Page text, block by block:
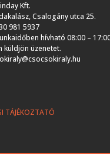
Kft.
Csalogány utca 25.
981 5937
hívható 08:00 –
küldjön üzenetet.
TÁJÉKOZTATÓ